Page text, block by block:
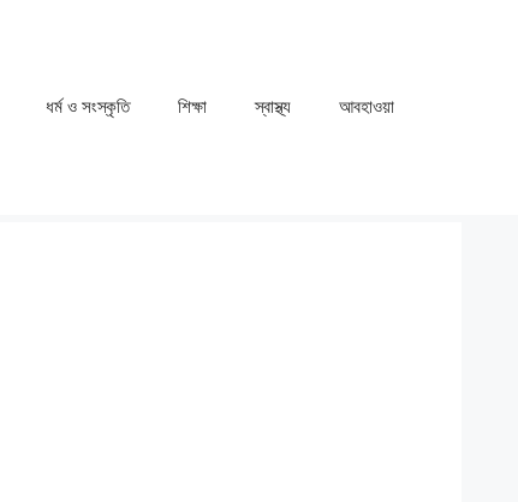
ধর্ম ও সংস্কৃতি ⁠⁠শিক্ষা ⁠⁠স্বাস্থ্য ⁠⁠আবহাওয়া